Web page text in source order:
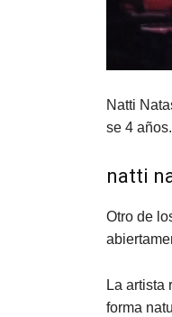
Natti
se 4 años.
natti
Otro de
La artista
forma